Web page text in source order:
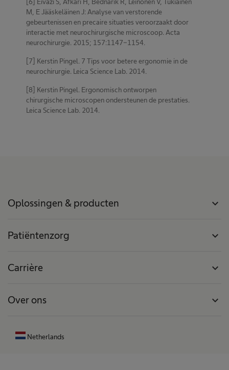
M, E Jääskeläinen J: Analyse van verstorende
gebeurtenissen en precaire situaties veroorzaakt door
interactie met neurochirurgische microscoop. Acta
neurochirurgie. 2015; 157:1147-1154.
[7] Kerstin Pingel. 7 Tips voor betere ergonomie in de
neurochirurgie. Leica Science Lab. 2014.
[8] Kerstin Pingel. Ergonomisch ontworpen
chirurgische microscopen ondersteunen de prestaties.
Leica Science Lab. 2014.
Oplossingen & producten expand_more
Patiëntenzorg expand_more
Carrière expand_more
Over ons expand_more
Netherlands